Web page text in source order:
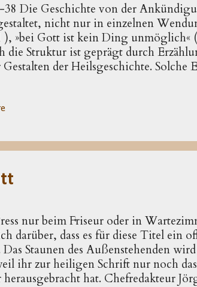
Die Geschichte von der
nicht nur in einzelnen
), »bei Gott ist kein Ding unmöglich«
die Struktur ist geprägt durch
der Heilsgeschichte. Solche
der zentrale Erzählzug einer
liegen, die von der künf­tigen
nur beim Friseur oder in
darüber, dass es für diese Titel ein
Staunen des Außenstehenden
ihr zur heiligen Schrift nur noch
hat. Chefredakteur